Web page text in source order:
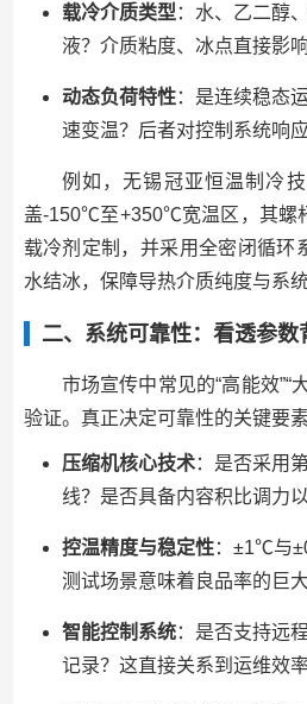
载冷介质类型 ：水、乙二醇
液？介质粘度、冰点直接影
动态负荷特性：是连续稳态
速变温？后者对控制系统响
例如，无锡冠亚恒温制冷
盖-150℃至+350℃宽温区，其螺
载冷剂定制，并采用全密闭循环
水结冰，保障导热介质纯度与系统
二、系统可靠性：看透参数
市场宣传中常见的“高能效”“
验证。真正决定可靠性的关键要素
压缩机核心技术：是否采用
线？是否具备内容积比调力
控温精度与稳定性：±1℃与
测试场景意味着良品率的巨大
智能控制系统：是否支持远
记录？这直接关系到运维效